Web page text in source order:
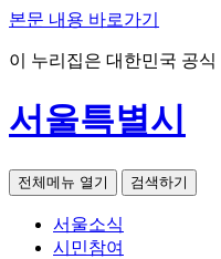
본문 내용 바로가기
이 누리집은 대한민국 공
서울특별시
전체메뉴 열기 검색하기
서울소식
시민참여